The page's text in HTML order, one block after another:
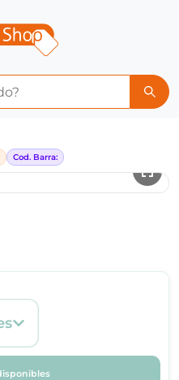
| Central
Cod. Barra: